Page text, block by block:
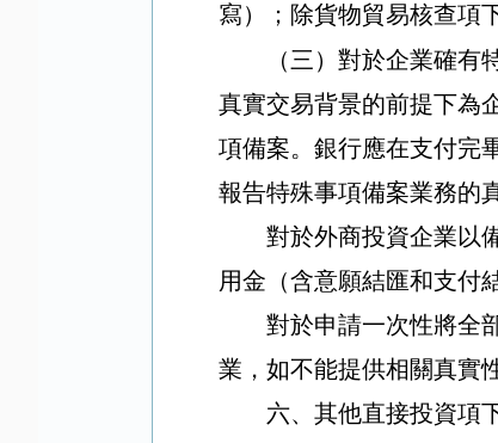
寫）；除貨物貿易核查項
（三）對於企業確
真實交易背景的前提下為
項備案。銀行應在支付完
報告特殊事項備案業務的
對於外商投資企業以
用金（含意願結匯和支付
對於申請一次性將全
業，如不能提供相關真實
六、其他直接投資項